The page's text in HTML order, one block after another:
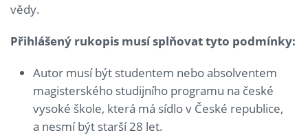
vědy.
Přihlášený rukopis musí splňovat tyto podmínky:
Autor musí být studentem nebo absolventem
magisterského studijního programu na české
vysoké škole, která má sídlo v České republice,
a nesmí být starší 28 let.